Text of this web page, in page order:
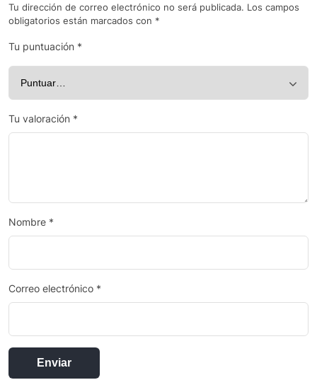
Tu dirección de correo electrónico no será publicada. Los campos
obligatorios están marcados con *
Tu puntuación *
Tu valoración *
Nombre *
Correo electrónico *